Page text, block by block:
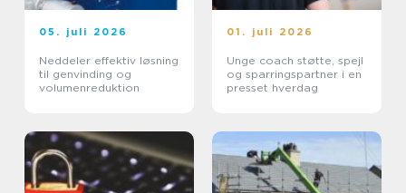
05. juli 2026
Neddeler effektiv løsning
til genvinding og
volumenreduktion
01. juli 2026
Unge coach støtte, spejl
og sparringspartner i en
presset hverdag